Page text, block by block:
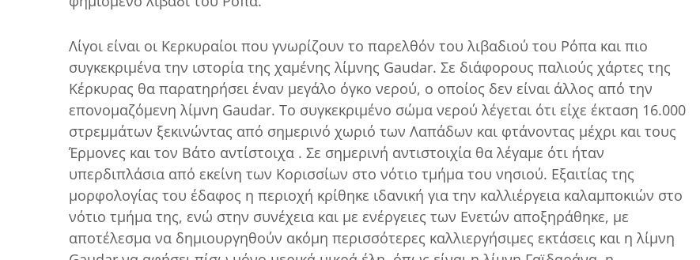
Λίγοι είναι οι Κερκυραίοι που γνωρίζουν το παρελθόν του λιβαδιού του Ρόπα και πιο
συγκεκριμένα την ιστορία της χαμένης λίμνης Gaudar. Σε διάφορους παλιούς χάρτες της
Κέρκυρας θα παρατηρήσει έναν μεγάλο όγκο νερού, ο οποίος δεν είναι άλλος από την
επονομαζόμενη λίμνη Gaudar. Το συγκεκριμένο σώμα νερού λέγεται ότι είχε έκταση 16.000
στρεμμάτων ξεκινώντας από σημερινό χωριό των Λαπάδων και φτάνοντας μέχρι και τους
Έρμονες και τον Βάτο αντίστοιχα . Σε σημερινή αντιστοιχία θα λέγαμε ότι ήταν
υπερδιπλάσια από εκείνη των Κορισσίων στο νότιο τμήμα του νησιού. Εξαιτίας της
μορφολογίας του έδαφος η περιοχή κρίθηκε ιδανική για την καλλιέργεια καλαμποκιών στο
νότιο τμήμα της, ενώ στην συνέχεια και με ενέργειες των Ενετών αποξηράθηκε, με
αποτέλεσμα να δημιουργηθούν ακόμη περισσότερες καλλιεργήσιμες εκτάσεις και η λίμνη